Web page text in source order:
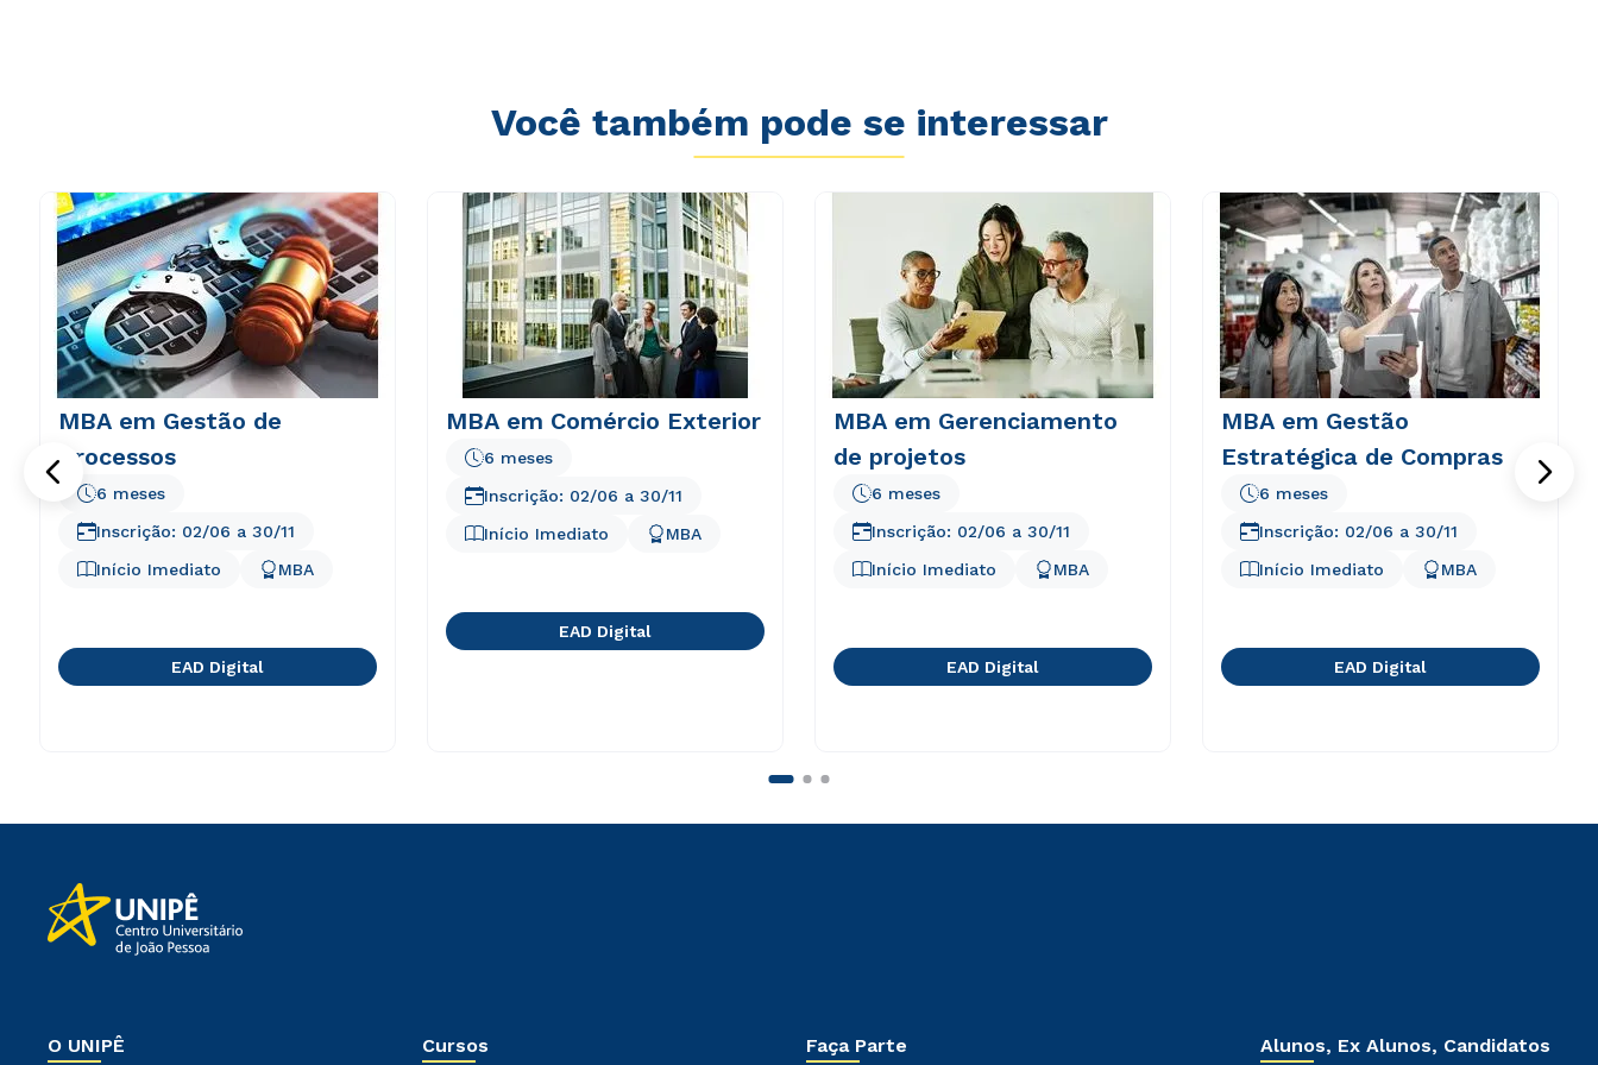
Você também pode se interessar
MBA em Gestão de
Processos
Início Imediato
6 meses
MBA
Inscrição: 02/06 a 30/11
EAD Digital
MBA em Comércio Exterior
Início Imediato
6 meses
MBA
Inscrição: 02/06 a 30/11
EAD Digital
MBA em Gerenciamento
de projetos
Início Imediato
6 meses
MBA
Inscrição: 02/06 a 30/11
EAD Digital
MBA em Gestão
Estratégica de Compras
Início Imediato
6 meses
MBA
Inscrição: 02/06 a 30/11
EAD Digital
O UNIPÊ Cursos Faça Parte Alunos, Ex Alunos, Candidatos